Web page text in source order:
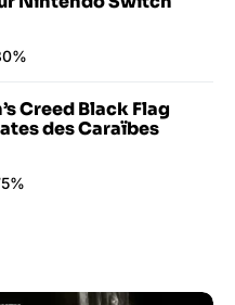
Creed Black Flag
des Caraïbes